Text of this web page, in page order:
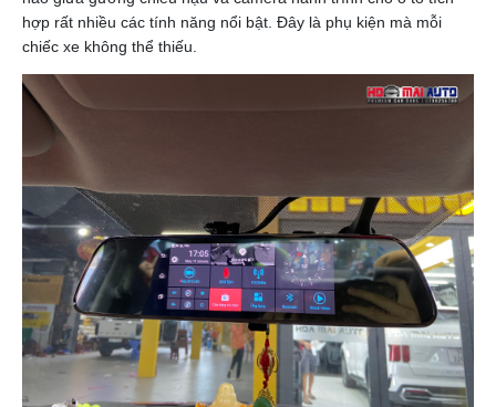
hợp rất nhiều các tính năng nổi bật. Đây là phụ kiện mà mỗi
chiếc xe không thể thiếu.